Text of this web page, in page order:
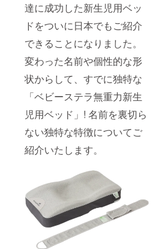
達に成功した新生児用ベッ
ドをついに日本でもご紹介
できることになりました。
変わった名前や個性的な形
状からして、すでに独特な
「ベビーステラ無重力新生
児用ベッド」! 名前を裏切ら
ない独特な特徴についてご
紹介いたします。